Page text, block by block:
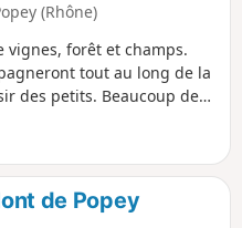
(Rhône)
vignes, forêt et champs.
tout au long de la
des petits. Beaucoup de
de Popey